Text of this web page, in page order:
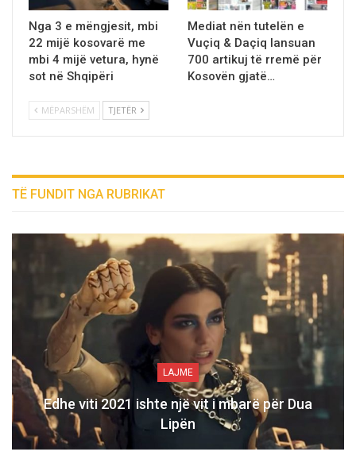
Nga 3 e mëngjesit, mbi
22 mijë kosovarë me
mbi 4 mijë vetura, hynë
sot në Shqipëri
Mediat nën tutelën e
Vuçiq & Daçiq lansuan
700 artikuj të rremë për
Kosovën gjatë…
MËPARSHËM TJETËR
TË FUNDIT NGA RUBRIKAT
LAJME
Edhe viti 2021 ishte një vit i mbarë për Dua
Lipën